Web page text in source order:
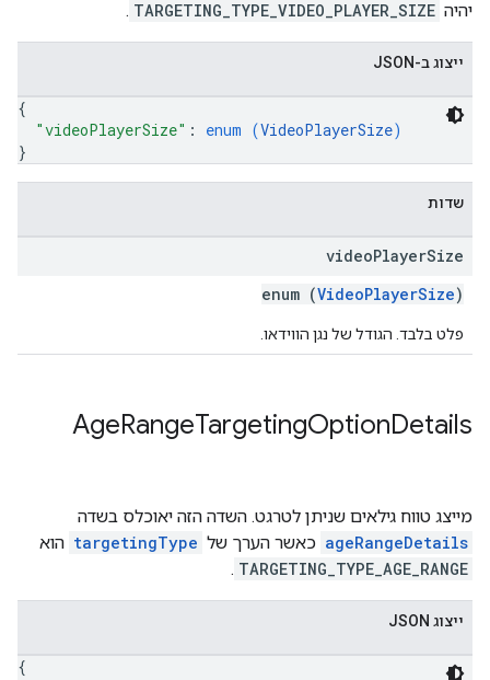
יהיה TARGETING_TYPE_VIDEO_PLAYER_SIZE
.
ייצוג ב-JSON
{
"videoPlayerSize" : enum (VideoPlayerSize)
}
שדות
videoPlayerSize
enum (VideoPlayerSize)
פלט בלבד. הגודל של נגן הווידאו.
AgeRangeTargetingOptionDetails
מייצג טווח גילאים שניתן לטרגט. השדה הזה יאוכלס בשדה
ageRangeDetails כאשר הערך של targetingType הוא
TARGETING_TYPE_AGE_RANGE
.
ייצוג JSON
{